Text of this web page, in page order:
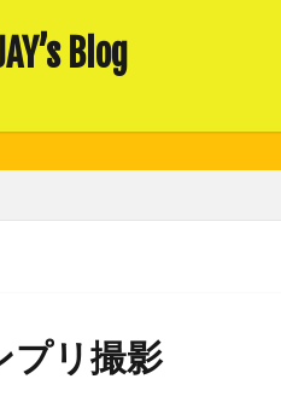
Blog
プリ撮影